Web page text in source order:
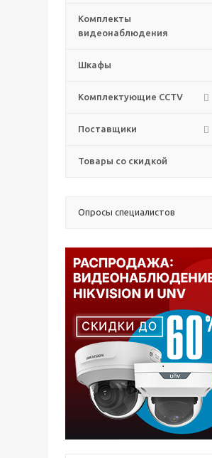
Комплекты
видеонаблюдения
Шкафы
Комплектующие CCTV
Поставщики
Товары со скидкой
Опросы специалистов